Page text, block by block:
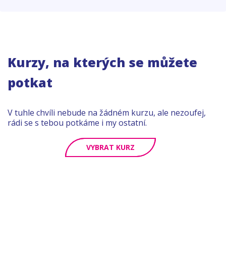
Kurzy, na kterých se můžete
potkat
V tuhle chvíli nebude na žádném kurzu, ale nezoufej,
rádi se s tebou potkáme i my ostatní.
VYBRAT KURZ